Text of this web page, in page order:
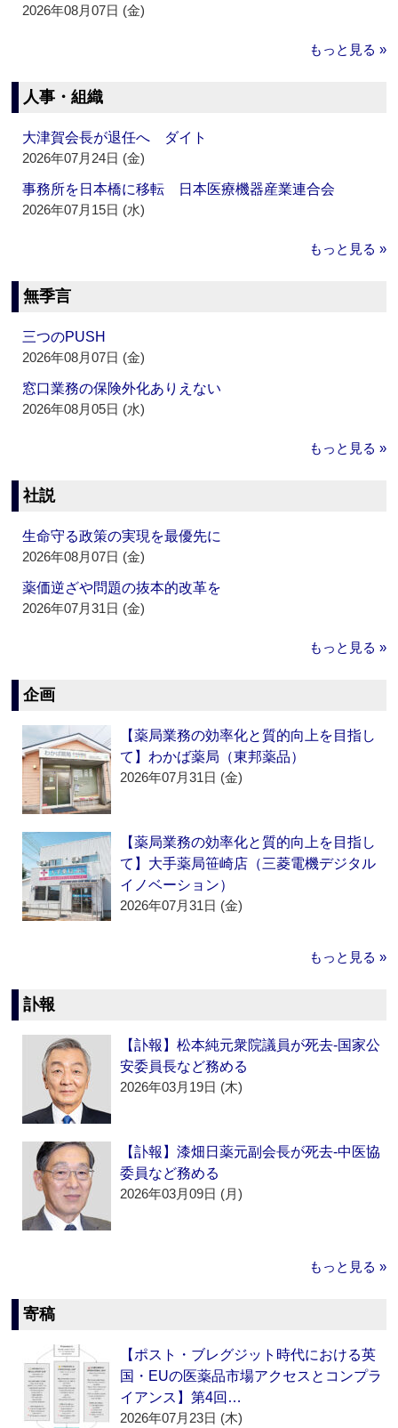
2026年08月07日 (金)
もっと見る »
人事・組織
大津賀会長が退任へ ダイト
2026年07月24日 (金)
事務所を日本橋に移転 日本医療機器産業連合会
2026年07月15日 (水)
もっと見る »
無季言
三つのPUSH
2026年08月07日 (金)
窓口業務の保険外化ありえない
2026年08月05日 (水)
もっと見る »
社説
生命守る政策の実現を最優先に
2026年08月07日 (金)
薬価逆ざや問題の抜本的改革を
2026年07月31日 (金)
もっと見る »
企画
【薬局業務の効率化と質的向上を目指し
て】わかば薬局（東邦薬品）
2026年07月31日 (金)
【薬局業務の効率化と質的向上を目指し
て】大手薬局笹崎店（三菱電機デジタル
イノベーション）
2026年07月31日 (金)
もっと見る »
訃報
【訃報】松本純元衆院議員が死去‐国家公
安委員長など務める
2026年03月19日 (木)
【訃報】漆畑日薬元副会長が死去‐中医協
委員など務める
2026年03月09日 (月)
もっと見る »
寄稿
【ポスト・ブレグジット時代における英
国・EUの医薬品市場アクセスとコンプラ
イアンス】第4回…
2026年07月23日 (木)